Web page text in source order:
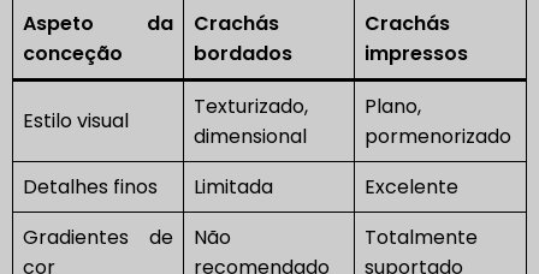
Aspeto da
conceção
Crachás
bordados
Crachás
impressos
Estilo visual
Texturizado,
dimensional
Plano,
pormenorizado
Detalhes finos
Limitada
Excelente
Gradientes de
cor
Não
recomendado
Totalmente
suportado